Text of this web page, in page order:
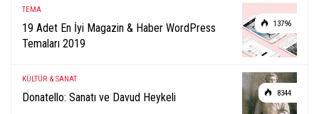
13796
TEMA
19 Adet En İyi Magazin & Haber WordPress
Temaları 2019
8344
KÜLTÜR & SANAT
Donatello: Sanatı ve Davud Heykeli